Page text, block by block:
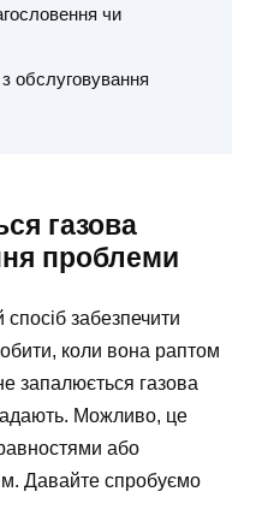
чи
обслуговування
газова
проблеми
забезпечити
коли вона раптом
запалюється газова
Можливо, це
або
Давайте спробуємо